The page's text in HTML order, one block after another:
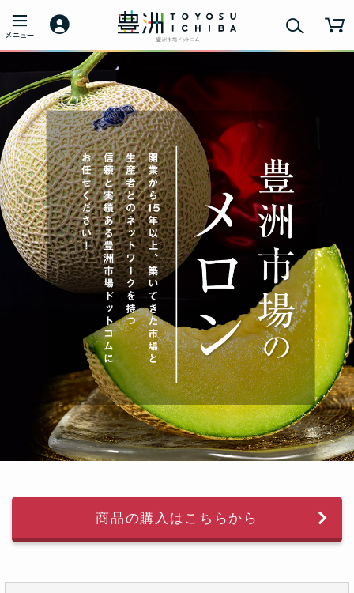
商品の購入はこちらから